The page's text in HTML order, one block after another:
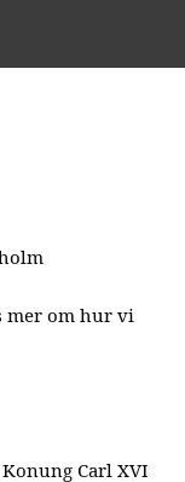
mer om hur vi
Carl XVI